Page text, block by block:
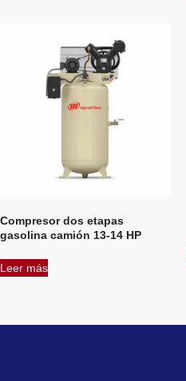
Compresor dos etapas
gasolina camión 13-14 HP
Leer más